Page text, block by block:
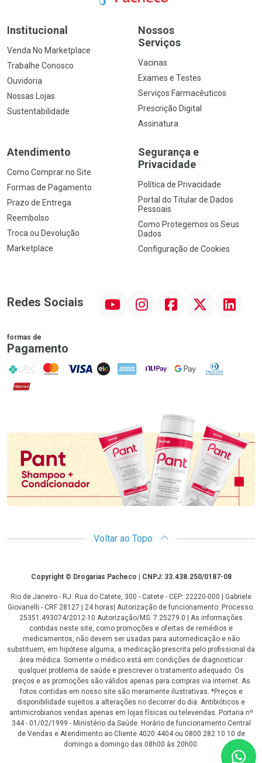
Institucional
Venda No Marketplace
Trabalhe Conosco
Ouvidoria
Nossas Lojas
Sustentabilidade
Nossos
Serviços
Vacinas
Exames e Testes
Serviços Farmacêuticos
Prescrição Digital
Assinatura
Atendimento
Como Comprar no Site
Formas de Pagamento
Prazo de Entrega
Reembolso
Troca ou Devolução
Marketplace
Segurança e
Privacidade
Política de Privacidade
Portal do Titular de Dados
Pessoais
Como Protegemos os Seus
Dados
Configuração de Cookies
Redes Sociais InstagramFacebookTwitter Linkedin
formas de
Pagamento
PIX MasterCard
VISA ELO AMEX NuPay Google PayDiners Club
Hipercard
Promoção em Destaque
Voltar ao Topo
CopyrightCopyright © Drogarias Pacheco | CNPJ: 33.438.250/0187-08
Rio de Janeiro - RJ: Rua do Catete, 300 - Catete - CEP: 22220-000 | Gabriele
Giovanelli - CRF 28127 | 24 horas| Autorização de funcionamento: Processo:
25351.493074/2012-10 Autorização/MS: 7.25279.0 | As informações
contidas neste site, como promoções e ofertas de remédios e
medicamentos, não devem ser usadas para automedicação e não
substituem, em hipótese alguma, a medicação prescrita pelo profissional da
área médica. Somente o médico está em condições de diagnosticar
qualquer problema de saúde e prescrever o tratamento adequado. Os
preços e as promoções são válidos apenas para compras via internet. As
fotos contidas em nosso site são meramente ilustrativas. *Preços e
disponibilidade sujeitos a alterações no decorrer do dia. Antibióticos e
antimicrobianos vendas apenas em lojas físicas ou televendas. Portaria nº
344 - 01/02/1999 - Ministério da Saúde. Horário de funcionamento Central
de Vendas e Atendimento ao Cliente 4020 4404 ou 0800 282 10 10 de
domingo a domingo das 08h00 às 20h00.